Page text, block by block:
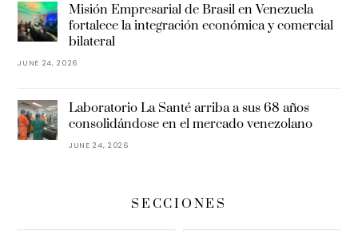
Misión Empresarial de Brasil en Venezuela
fortalece la integración económica y comercial
bilateral
JUNE 24, 2026
Laboratorio La Santé arriba a sus 68 años
consolidándose en el mercado venezolano
JUNE 24, 2026
SECCIONES